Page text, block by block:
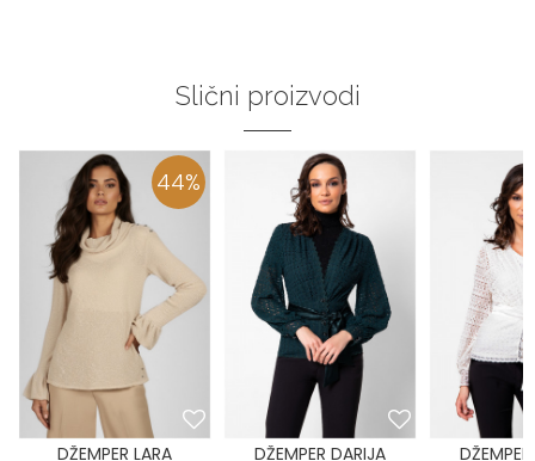
Slični proizvodi
44%
DŽEMPER LARA DŽEMPER DARIJA